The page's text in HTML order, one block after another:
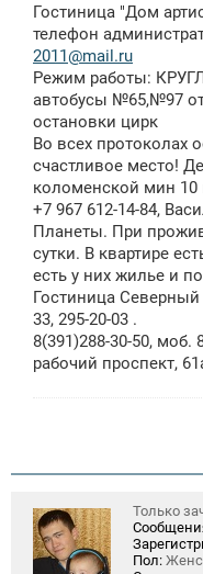
Гостиница "Дом
телефон
2011@mail.ru
Режим работы:
автобусы №65,№97
остановки цирк
Во всех протоколах
счастливое место!
коломенской мин 10
+7 967 612-14-84,
Планеты. При
сутки. В квартире
есть у них жилье и
Гостиница Северный
33, 295-20-03 .
8(391)288-30-50, моб.
рабочий проспект,
Только
Пол: